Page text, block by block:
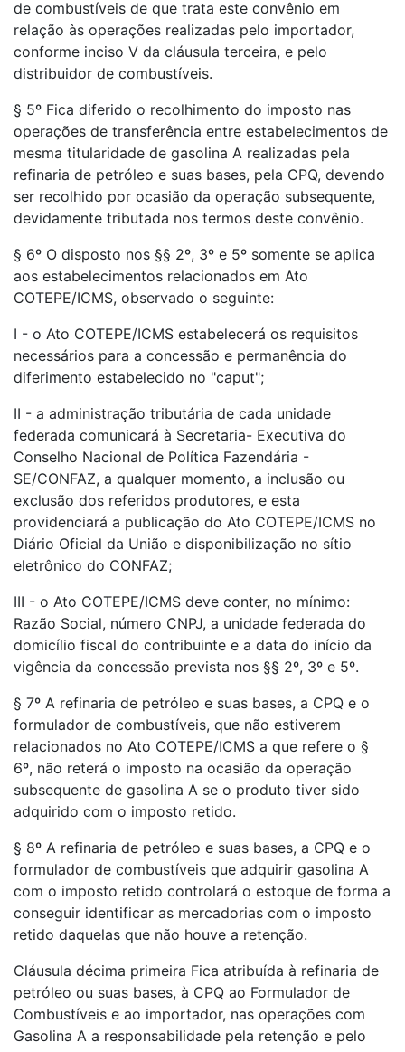
de combustíveis de que trata este convênio em
relação às operações realizadas pelo importador,
conforme inciso V da cláusula terceira, e pelo
distribuidor de combustíveis.
§ 5º Fica diferido o recolhimento do imposto nas
operações de transferência entre estabelecimentos de
mesma titularidade de gasolina A realizadas pela
refinaria de petróleo e suas bases, pela CPQ, devendo
ser recolhido por ocasião da operação subsequente,
devidamente tributada nos termos deste convênio.
§ 6º O disposto nos §§ 2º, 3º e 5º somente se aplica
aos estabelecimentos relacionados em Ato
COTEPE/ICMS, observado o seguinte:
I - o Ato COTEPE/ICMS estabelecerá os requisitos
necessários para a concessão e permanência do
diferimento estabelecido no "caput";
II - a administração tributária de cada unidade
federada comunicará à Secretaria- Executiva do
Conselho Nacional de Política Fazendária -
SE/CONFAZ, a qualquer momento, a inclusão ou
exclusão dos referidos produtores, e esta
providenciará a publicação do Ato COTEPE/ICMS no
Diário Oficial da União e disponibilização no sítio
eletrônico do CONFAZ;
III - o Ato COTEPE/ICMS deve conter, no mínimo:
Razão Social, número CNPJ, a unidade federada do
domicílio fiscal do contribuinte e a data do início da
vigência da concessão prevista nos §§ 2º, 3º e 5º.
§ 7º A refinaria de petróleo e suas bases, a CPQ e o
formulador de combustíveis, que não estiverem
relacionados no Ato COTEPE/ICMS a que refere o §
6º, não reterá o imposto na ocasião da operação
subsequente de gasolina A se o produto tiver sido
adquirido com o imposto retido.
§ 8º A refinaria de petróleo e suas bases, a CPQ e o
formulador de combustíveis que adquirir gasolina A
com o imposto retido controlará o estoque de forma a
conseguir identificar as mercadorias com o imposto
retido daquelas que não houve a retenção.
Cláusula décima primeira Fica atribuída à refinaria de
petróleo ou suas bases, à CPQ ao Formulador de
Combustíveis e ao importador, nas operações com
Gasolina A a responsabilidade pela retenção e pelo